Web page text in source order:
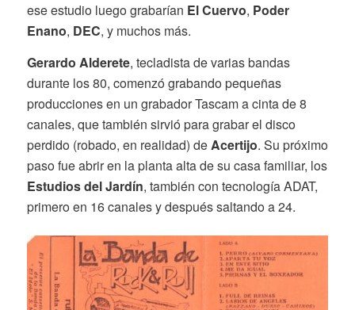
ese estudio luego grabarían El Cuervo, Poder
Enano, DEC, y muchos más.
Gerardo Alderete, tecladista de varias bandas
durante los 80, comenzó grabando pequeñas
producciones en un grabador Tascam a cinta de 8
canales, que también sirvió para grabar el disco
perdido (robado, en realidad) deAcertijo. Su próximo
paso fue abrir en la planta alta de su casa familiar, los
Estudios del Jardín, también con tecnología ADAT,
primero en 16 canales y después saltando a 24.